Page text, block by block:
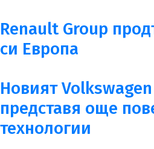
Renault Group
си Европа
Новият
представя още
технологии